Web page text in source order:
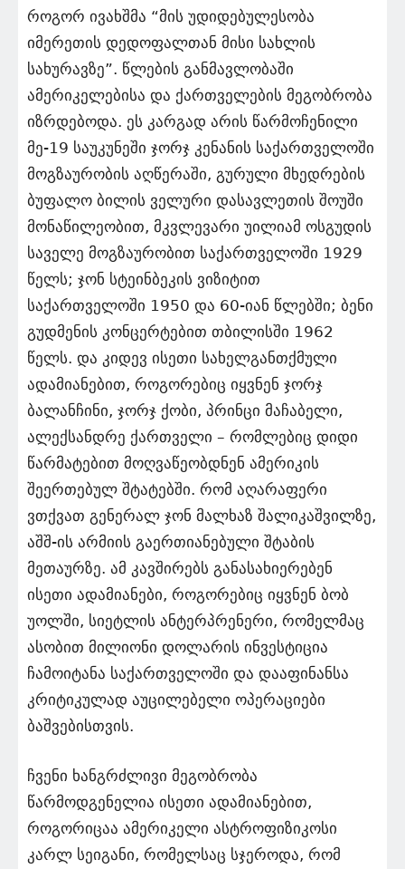
როგორ ივახშმა “მის უდიდებულესობა
იმერეთის დედოფალთან მისი სახლის
სახურავზე”. წლების განმავლობაში
ამერიკელებისა და ქართველების მეგობრობა
იზრდებოდა. ეს კარგად არის წარმოჩენილი
მე-19 საუკუნეში ჯორჯ კენანის საქართველოში
მოგზაურობის აღწერაში, გურული მხედრების
ბუფალო ბილის ველური დასავლეთის შოუში
მონაწილეობით, მკვლევარი უილიამ ოსგუდის
საველე მოგზაურობით საქართველოში 1929
წელს; ჯონ სტეინბეკის ვიზიტით
საქართველოში 1950 და 60-იან წლებში; ბენი
გუდმენის კონცერტებით თბილისში 1962
წელს. და კიდევ ისეთი სახელგანთქმული
ადამიანებით, როგორებიც იყვნენ ჯორჯ
ბალანჩინი, ჯორჯ ქობი, პრინცი მაჩაბელი,
ალექსანდრე ქართველი – რომლებიც დიდი
წარმატებით მოღვაწეობდნენ ამერიკის
შეერთებულ შტატებში. რომ აღარაფერი
ვთქვათ გენერალ ჯონ მალხაზ შალიკაშვილზე,
აშშ-ის არმიის გაერთიანებული შტაბის
მეთაურზე. ამ კავშირებს განასახიერებენ
ისეთი ადამიანები, როგორებიც იყვნენ ბობ
უოლში, სიეტლის ანტერპრენერი, რომელმაც
ასობით მილიონი დოლარის ინვესტიცია
ჩამოიტანა საქართველოში და დააფინანსა
კრიტიკულად აუცილებელი ოპერაციები
ბაშვებისთვის.
ჩვენი ხანგრძლივი მეგობრობა
წარმოდგენელია ისეთი ადამიანებით,
როგორიცაა ამერიკელი ასტროფიზიკოსი
კარლ სეიგანი, რომელსაც სჯეროდა, რომ